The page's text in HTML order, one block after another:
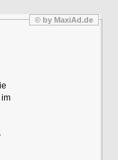
© by MaxiAd.de
im